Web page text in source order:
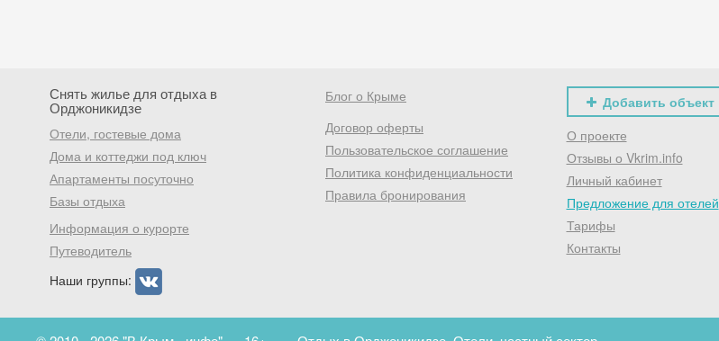
Снять жилье для отдыха в
Орджоникидзе
Отели, гостевые дома
Дома и коттеджи под ключ
Апартаменты посуточно
Базы отдыха
Информация о курорте
Путеводитель
Наши группы:
Блог о Крыме
Договор оферты
Пользовательское соглашение
Политика конфиденциальности
Правила бронирования
Добавить объект
О проекте
Отзывы о Vkrim.info
Личный кабинет
Предложение для отелей
Тарифы
Контакты